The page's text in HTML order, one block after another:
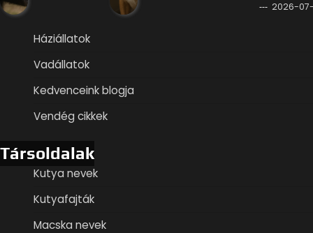
2026-
Háziállatok
Vadállatok
Kedvenceink blogja
Vendég cikkek
Társoldalak
Kutya nevek
Kutyafajták
Macska nevek